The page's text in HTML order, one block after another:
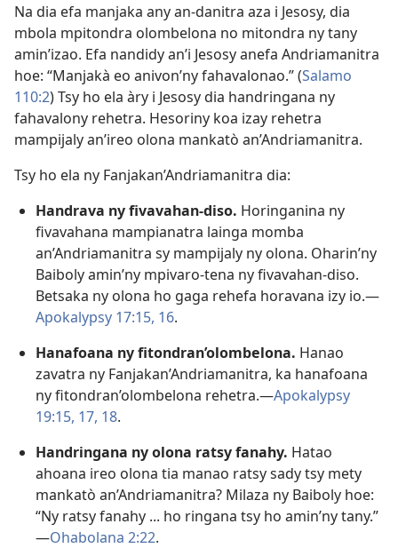
Na dia efa manjaka any an-danitra aza i Jesosy, dia
mbola mpitondra olombelona no mitondra ny tany
amin’izao. Efa nandidy an’i Jesosy anefa Andriamanitra
hoe: “Manjakà eo anivon’ny fahavalonao.” (Salamo
110:2) Tsy ho ela àry i Jesosy dia handringana ny
fahavalony rehetra. Hesoriny koa izay rehetra
mampijaly an’ireo olona mankatò an’Andriamanitra.
Tsy ho ela ny Fanjakan’Andriamanitra dia:
Handrava ny fivavahan-diso. Horinganina ny
fivavahana mampianatra lainga momba
an’Andriamanitra sy mampijaly ny olona. Oharin’ny
Baiboly amin’ny mpivaro-tena ny fivavahan-diso.
Betsaka ny olona ho gaga rehefa horavana izy io.​—
Apokalypsy 17:15, 16.
Hanafoana ny fitondran’olombelona. Hanao
zavatra ny Fanjakan’Andriamanitra, ka hanafoana
ny fitondran’olombelona rehetra.​—Apokalypsy
19:15, 17, 18.
Handringana ny olona ratsy fanahy. Hatao
ahoana ireo olona tia manao ratsy sady tsy mety
mankatò an’Andriamanitra? Milaza ny Baiboly hoe:
“Ny ratsy fanahy ... ho ringana tsy ho amin’ny tany.”​
—Ohabolana 2:22.